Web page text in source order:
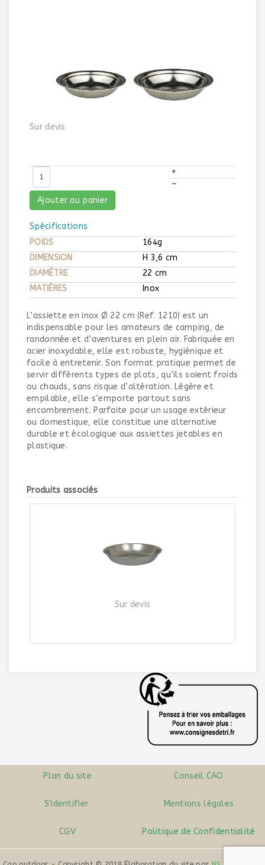
Sur devis
+
–
Ajouter au panier
Spécifications
POIDS
164g
DIMENSION
H 3,6 cm
DIAMÈTRE
22 cm
MATIÈRES
Inox
L’assiette en inox Ø 22 cm (Ref. 1210) est un
indispensable pour les amateurs de camping, de
randonnée et d’aventures en plein air. Fabriquée en
acier inoxydable, elle est robuste, hygiénique et
facile à entretenir. Son format pratique permet de
servir différents types de plats, qu’ils soient froids
ou chauds, sans risque d’altération. Légère et
empilable, elle s’emporte partout sans
encombrement. Parfaite pour un usage extérieur
ou domestique, elle constitue une alternative
durable et écologique aux assiettes jetables en
plastique.
Produits associés
Sur devis
Plan du site Conseil CAO
S'identifier Mentions légales
CGV Politique de Confidentialité